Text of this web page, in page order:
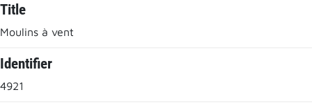
Title
Moulins à vent
Identifier
4921